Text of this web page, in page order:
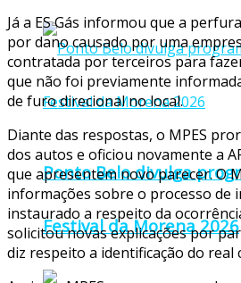
Ponto Belo divulga
Festival da Morena 2026
‌Já a ES Gás informou que a
por dano causado por uma
contratada por terceiros para
que não foi previamente
de furo direcional no local.
‌Diante das respostas, o MPES
dos autos e oficiou novamente a
que apresentem novo parecer. O
informações sobre o processo de
instaurado a respeito da
solicitou novas explicações por
diz respeito a identificação do real